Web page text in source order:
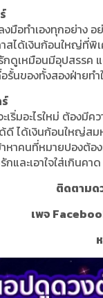
งมือทำเองทุกอย่าง
สได้เงินก้อนใหญ่ที่พิ
กดูเหมือนมีอุปสรรค
รั้นของทั้งสองฝ่ายท
เริ่มอะไรใหม่ ต้องมี
ดี ได้เงินก้อนใหญ่สม
าหาคนที่หมายปองต้อ
กและเอาใจใส่เกินค
ติดตามด
เพจ